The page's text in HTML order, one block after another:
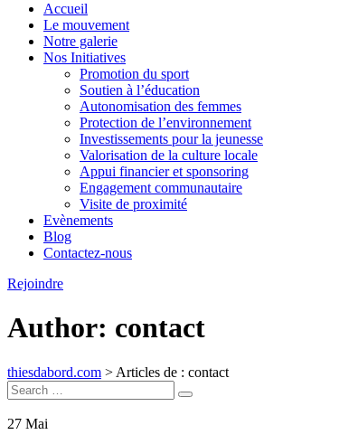
Accueil
Le mouvement
Notre galerie
Nos Initiatives
Promotion du sport
Soutien à l’éducation
Autonomisation des femmes
Protection de l’environnement
Investissements pour la jeunesse
Valorisation de la culture locale
Appui financier et sponsoring
Engagement communautaire
Visite de proximité
Evènements
Blog
Contactez-nous
Rejoindre
Author: contact
thiesdabord.com > Articles de : contact
Search
for:
Search
27 Mai